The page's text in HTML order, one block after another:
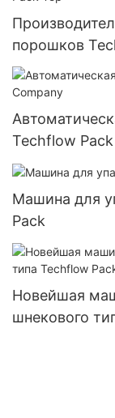
порошков
Techflow
Машина для
Pack
Новейшая
шнекового